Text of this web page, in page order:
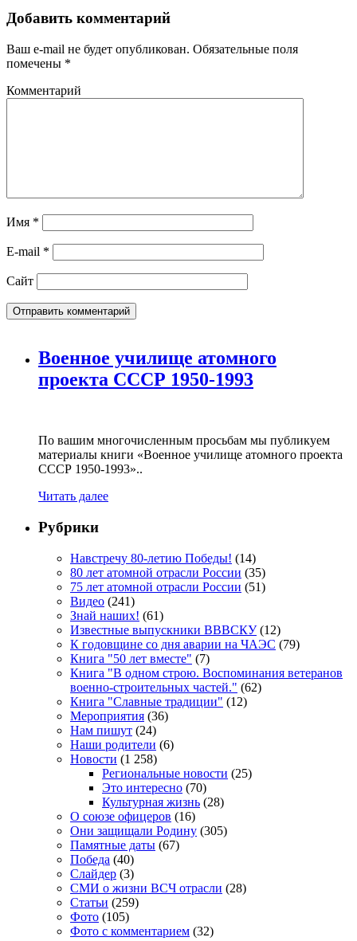
Добавить комментарий
Ваш e-mail не будет опубликован. Обязательные поля
помечены *
Комментарий
Имя *
E-mail *
Сайт
Военное училище атомного
проекта СССР 1950-1993
По вашим многочисленным просьбам мы публикуем
материалы книги «Военное училище атомного проекта
СССР 1950-1993»..
Читать далее
Рубрики
Навстречу 80-летию Победы! (14)
80 лет атомной отрасли России (35)
75 лет атомной отрасли России (51)
Видео (241)
Знай наших! (61)
Известные выпускники ВВВСКУ(12)
К годовщине со дня аварии на ЧАЭС (79)
Книга "50 лет вместе" (7)
Книга "В одном строю. Воспоминания ветеранов
военно-строительных частей." (62)
Книга "Славные традиции" (12)
Мероприятия (36)
Нам пишут (24)
Наши родители (6)
Новости (1 258)
Региональные новости (25)
Это интересно (70)
Культурная жизнь (28)
О союзе офицеров (16)
Они защищали Родину (305)
Памятные даты (67)
Победа (40)
Слайдер (3)
СМИ о жизни ВСЧ отрасли (28)
Статьи (259)
Фото (105)
Фото с комментарием (32)